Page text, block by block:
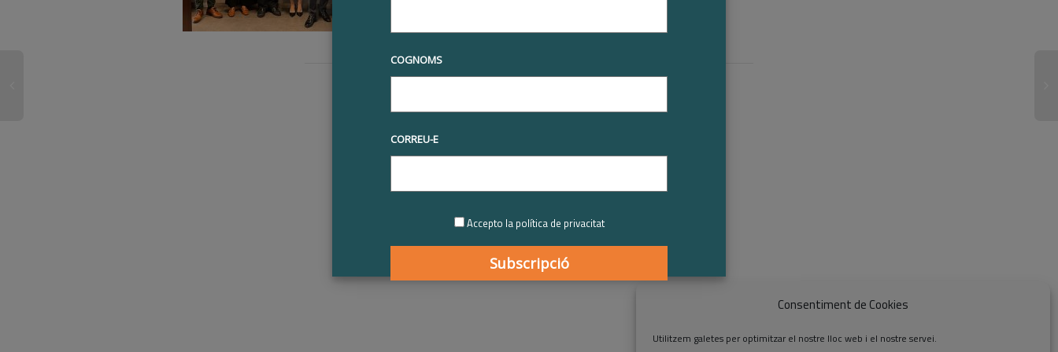
Consentiment de Cookies
Utilitzem galetes per optimitzar el nostre lloc web i el nostre servei.
COGNOMS
CORREU-E
Accepto la política de privacitat